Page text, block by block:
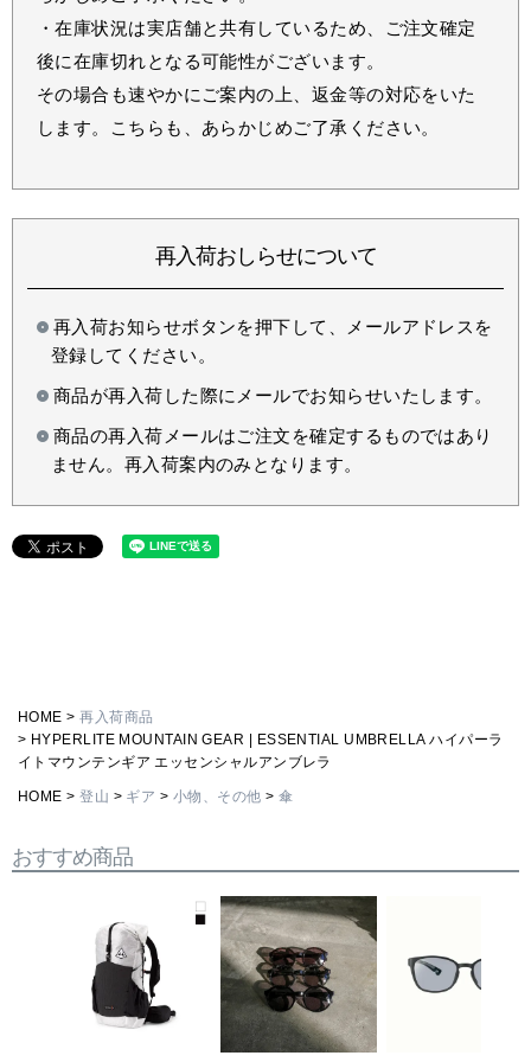
・在庫状況は実店舗と共有しているため、ご注文確定
後に在庫切れとなる可能性がございます。
その場合も速やかにご案内の上、返金等の対応をいた
します。こちらも、あらかじめご了承ください。
再入荷おしらせについて
再入荷お知らせボタンを押下して、メールアドレスを
登録してください。
商品が再入荷した際にメールでお知らせいたします。
商品の再入荷メールはご注文を確定するものではあり
ません。再入荷案内のみとなります。
HOME
再入荷商品
HYPERLITE MOUNTAIN GEAR | ESSENTIAL UMBRELLA ハイパーラ
イトマウンテンギア エッセンシャルアンブレラ
HOME 登山 ギア 小物、その他 傘
おすすめ商品